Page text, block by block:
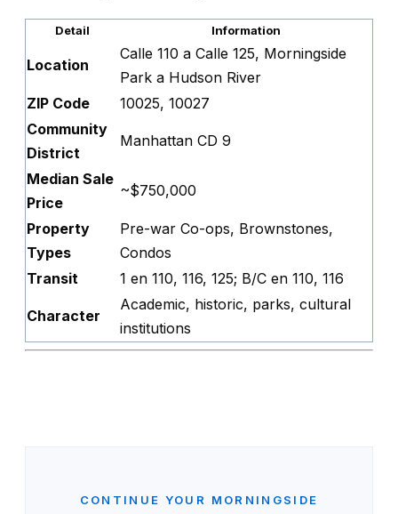
Detail Information
Location
Calle 110 a Calle 125, Morningside
Park a Hudson River
ZIP Code
10025, 10027
Community
District
Manhattan CD 9
Median Sale
Price
~$750,000
Property
Types
Pre-war Co-ops, Brownstones,
Condos
Transit
1 en 110, 116, 125; B/C en 110, 116
Character
Academic, historic, parks, cultural
institutions
CONTINUE YOUR MORNINGSIDE